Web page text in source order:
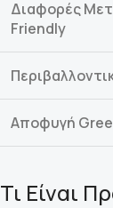
Διαφορές
Friendly
Αποφυγή
Τι Είναι